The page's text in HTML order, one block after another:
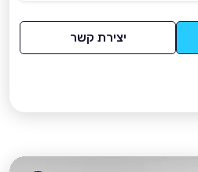
יצירת קשר